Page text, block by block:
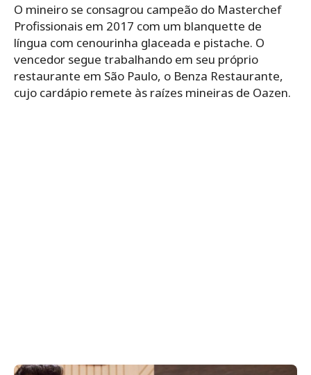
O mineiro se consagrou campeão do Masterchef
Profissionais em 2017 com um blanquette de
língua com cenourinha glaceada e pistache. O
vencedor segue trabalhando em seu próprio
restaurante em São Paulo, o Benza Restaurante,
cujo cardápio remete às raízes mineiras de Oazen.